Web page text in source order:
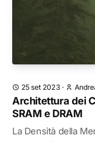
25 set 2023 ·
Architettura dei
SRAM e DRAM
La Densità della